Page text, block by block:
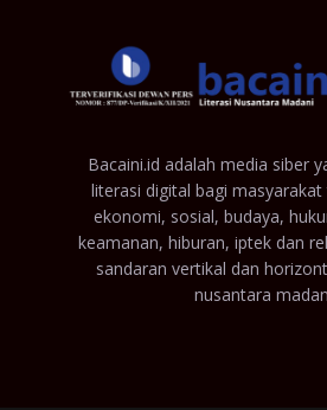
Bacaini.id adalah media siber
literasi digital bagi
ekonomi, sosial, budaya,
keamanan, hiburan, iptek dan
sandaran vertikal dan
nusantara